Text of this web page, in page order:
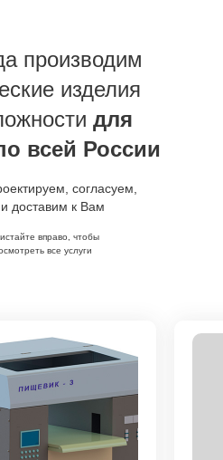
производим
изделия
для
всей России
согласуем,
и доставим к Вам
вправо, чтобы
все услуги